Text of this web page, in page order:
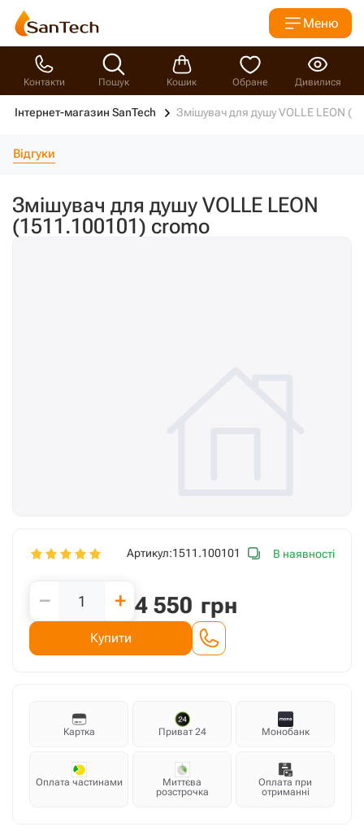
Меню
Контакти Пошук Кошик Обране Дивилися
Інтернет-магазин SanTech Змішувач для душу VOLLE LEON
Відгуки
Змішувач для душу VOLLE LEON
(1511.100101) cromo
Артикул:1511.100101 В наявності
− + 4 550 грн
Купити
Картка Приват 24 Монобанк
Оплата частинами
Миттєва
розстрочка
Оплата при
отриманні